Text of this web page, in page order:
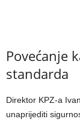
Povećanje
standarda
Direktor KPZ-a
unaprijediti